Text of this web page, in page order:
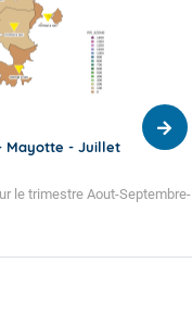
Mayotte - Juillet
le trimestre Aout-Septembre-